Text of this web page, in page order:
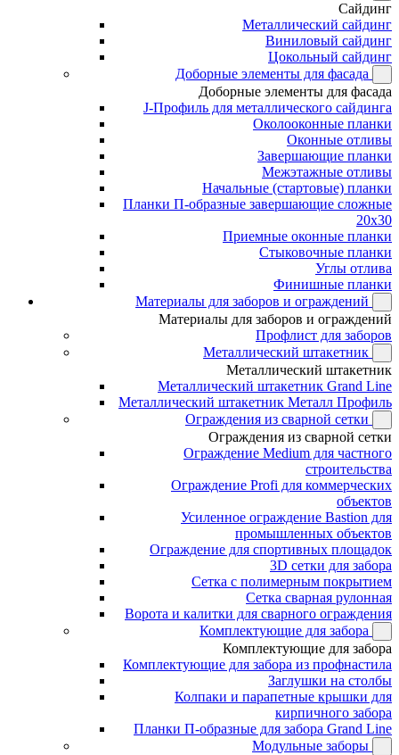
Сайдинг
Металлический сайдинг
Виниловый сайдинг
Цокольный сайдинг
Доборные элементы для фасада
Доборные элементы для фасада
J-Профиль для металлического сайдинга
Околооконные планки
Оконные отливы
Завершающие планки
Межэтажные отливы
Начальные (стартовые) планки
Планки П-образные завершающие сложные
20x30
Приемные оконные планки
Стыковочные планки
Углы отлива
Финишные планки
Материалы для заборов и ограждений
Материалы для заборов и ограждений
Профлист для заборов
Металлический штакетник
Металлический штакетник
Металлический штакетник Grand Line
Металлический штакетник Металл Профиль
Ограждения из сварной сетки
Ограждения из сварной сетки
Ограждение Medium для частного
строительства
Ограждение Profi для коммерческих
объектов
Усиленное ограждение Bastion для
промышленных объектов
Ограждение для спортивных площадок
3D сетки для забора
Сетка с полимерным покрытием
Сетка сварная рулонная
Ворота и калитки для сварного ограждения
Комплектующие для забора
Комплектующие для забора
Комплектующие для забора из профнастила
Заглушки на столбы
Колпаки и парапетные крышки для
кирпичного забора
Планки П-образные для забора Grand Line
Модульные заборы